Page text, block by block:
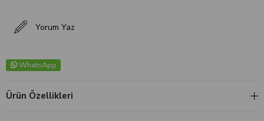
Yorum Yaz
WhatsApp
Ürün Özellikleri